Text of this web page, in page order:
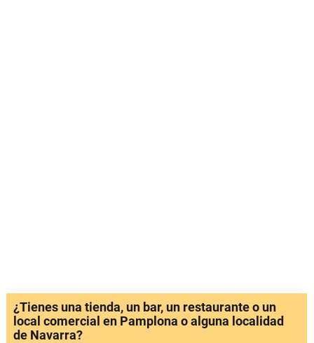
¿Tienes una tienda, un bar, un restaurante o un
local comercial en Pamplona o alguna localidad
de Navarra?